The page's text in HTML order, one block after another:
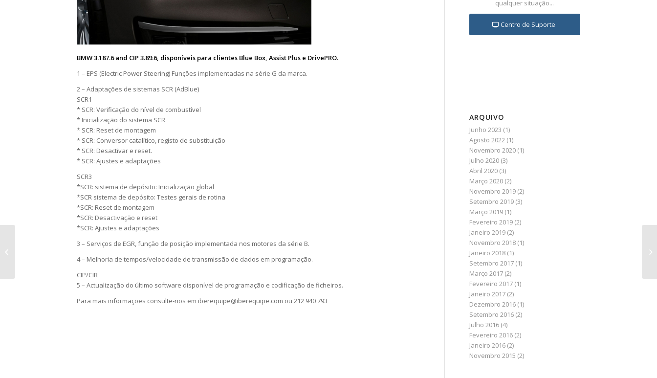
BMW 3.187.6 and CIP 3.89.6, disponíveis para clientes Blue Box, Assist Plus e DrivePRO.
1 – EPS (Electric Power Steering) Funções implementadas na série G da marca.
2 – Adaptações de sistemas SCR (AdBlue)
SCR1
* SCR: Verificação do nível de combustível
* Inicialização do sistema SCR
* SCR: Reset de montagem
* SCR: Conversor catalítico, registo de substituição
* SCR: Desactivar e reset.
* SCR: Ajustes e adaptações
SCR3
*SCR: sistema de depósito: Inicialização global
*SCR sistema de depósito: Testes gerais de rotina
*SCR: Reset de montagem
*SCR: Desactivação e reset
*SCR: Ajustes e adaptações
3 – Serviços de EGR, função de posição implementada nos motores da série B.
4 – Melhoria de tempos/velocidade de transmissão de dados em programação.
CIP/CIR
5 – Actualização do último software disponível de programação e codificação de ficheiros.
Para mais informações consulte-nos em iberequipe@iberequipe.com ou 212 940 793
qualquer situação...
Centro de Suporte
ARQUIVO
Junho 2023 (1)
Agosto 2022(1)
Novembro 2020(1)
Julho 2020(3)
Abril 2020(3)
Março 2020(2)
Novembro 2019(2)
Setembro 2019(3)
Março 2019(1)
Fevereiro 2019(2)
Janeiro 2019(2)
Novembro 2018(1)
Janeiro 2018(1)
Setembro 2017(1)
Março 2017(2)
Fevereiro 2017(1)
Janeiro 2017(2)
Dezembro 2016(1)
Setembro 2016(2)
Julho 2016(4)
Fevereiro 2016(2)
Janeiro 2016(2)
Novembro 2015 (2)
2019.20 – Novidades